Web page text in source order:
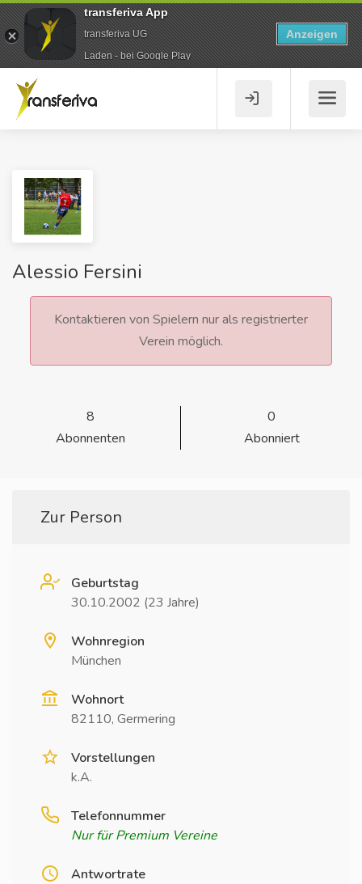
Alessio Fersini
Kontaktieren von Spielern nur als registrierter
Verein möglich.
8
Abonnenten
0
Abonniert
Zur Person
Geburtstag
30.10.2002 (23 Jahre)
Wohnregion
München
Wohnort
82110, Germering
Vorstellungen
k.A.
Telefonnummer
Nur für Premium Vereine
Antwortrate
transferiva App
transferiva UG
Laden - bei Google Play
Anzeigen